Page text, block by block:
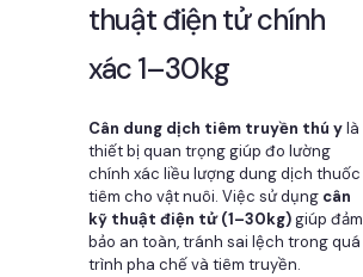
thuật điện tử chính
xác 1–30kg
Cân dung dịch tiêm truyền thú ylà
thiết bị quan trọng giúp đo lường
chính xác liều lượng dung dịch thuốc
tiêm cho vật nuôi. Việc sử dụng cân
kỹ thuật điện tử (1–30kg)giúp đảm
bảo an toàn, tránh sai lệch trong quá
trình pha chế và tiêm truyền.